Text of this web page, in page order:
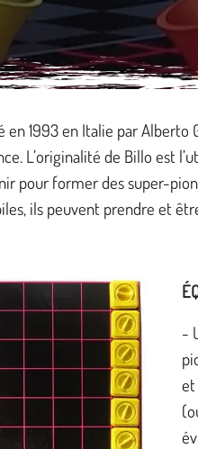
en 1993 en Italie par Alberto
L’originalité de Billo est
pour former des super-
ils peuvent prendre et
-
et